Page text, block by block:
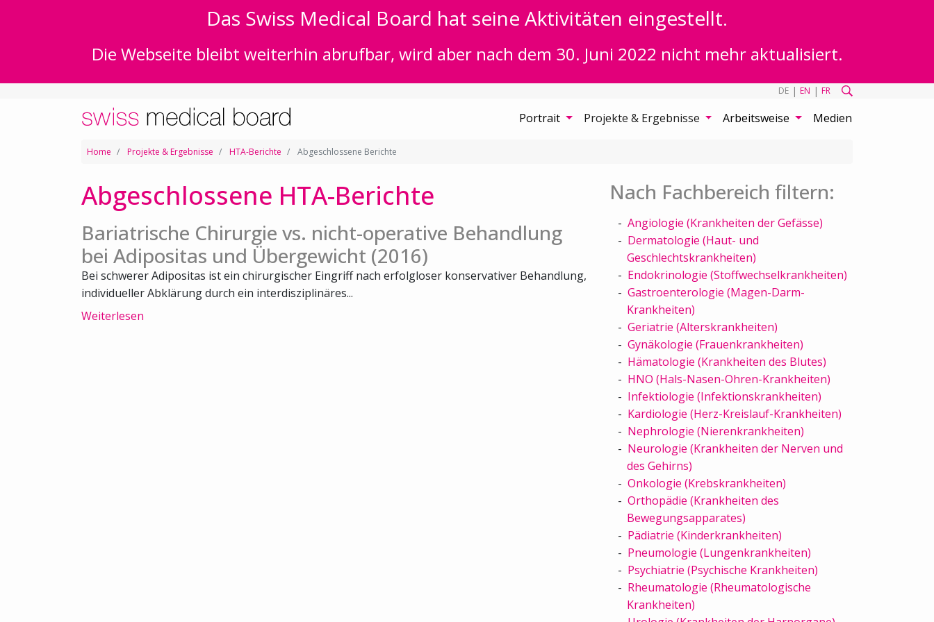
Das Swiss Medical Board hat seine Aktivitäten eingestellt.
Die Webseite bleibt weiterhin abrufbar, wird aber nach dem 30. Juni 2022 nicht mehr aktualisiert.
DE | EN | FR
Portrait Projekte & Ergebnisse Arbeitsweise Medien
Home Projekte & Ergebnisse HTA-Berichte Abgeschlossene Berichte
Abgeschlossene HTA-Berichte
Bariatrische Chirurgie vs. nicht-operative Behandlung
bei Adipositas und Übergewicht (2016)
Bei schwerer Adipositas ist ein chirurgischer Eingriff nach erfolgloser konservativer Behandlung,
individueller Abklärung durch ein interdisziplinäres...
Weiterlesen
Nach Fachbereich filtern:
Angiologie (Krankheiten der Gefässe)
Dermatologie (Haut- und
Geschlechtskrankheiten)
Endokrinologie (Stoffwechselkrankheiten)
Gastroenterologie (Magen-Darm-
Krankheiten)
Geriatrie (Alterskrankheiten)
Gynäkologie (Frauenkrankheiten)
Hämatologie (Krankheiten des Blutes)
HNO (Hals-Nasen-Ohren-Krankheiten)
Infektiologie (Infektionskrankheiten)
Kardiologie (Herz-Kreislauf-Krankheiten)
Nephrologie (Nierenkrankheiten)
Neurologie (Krankheiten der Nerven und
des Gehirns)
Onkologie (Krebskrankheiten)
Orthopädie (Krankheiten des
Bewegungsapparates)
Pädiatrie (Kinderkrankheiten)
Pneumologie (Lungenkrankheiten)
Psychiatrie (Psychische Krankheiten)
Rheumatologie (Rheumatologische
Krankheiten)